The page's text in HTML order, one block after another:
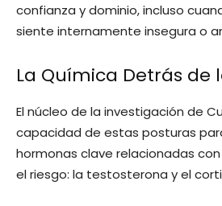
confianza y dominio, incluso
siente internamente insegura o
La Química Detrás de
El núcleo de la investigación de
capacidad de estas posturas
hormonas clave relacionadas
el riesgo: la testosterona y el